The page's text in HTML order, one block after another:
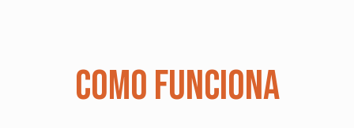
COMO FUNCIONA